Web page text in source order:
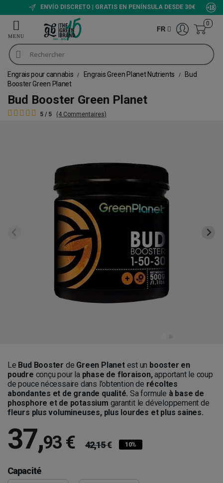
ENVÍO DISCRETO | GRATIS EN PENÍNSULA DESDE 30€
FR
0
Engrais pour cannabis Engrais Green Planet Nutrients
Bud
Booster Green Planet
Bud Booster Green Planet
5 / 5 (4 Commentaires)
Le Bud Booster de Green Planetest un booster en
poudre conçu pour la phase de floraison,apportant le coup
de pouce nécessaire dans l’obtention de récoltes
abondantes et de grande qualité. Sa formule à base de
phosphore et de potassium garantit le développement de
fleurs plus volumineuses, plus lourdes et plus saines.
37,93 € 42,15 € 10%
Capacité